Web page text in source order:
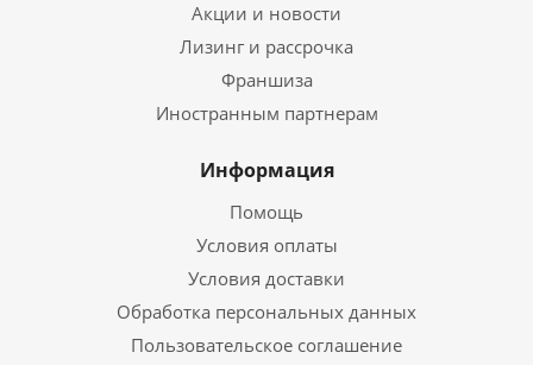
Акции и новости
Лизинг и рассрочка
Франшиза
Иностранным партнерам
Информация
Помощь
Условия оплаты
Условия доставки
Обработка персональных данных
Пользовательское соглашение